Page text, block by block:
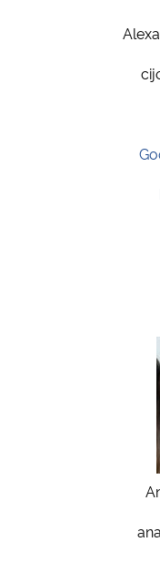
Ministério da Ciência,
Ministério da Mulher, da